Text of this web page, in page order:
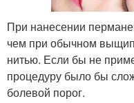
При нанесении
чем при обычном
нитью. Если бы не
процедуру было бы
болевой порог.